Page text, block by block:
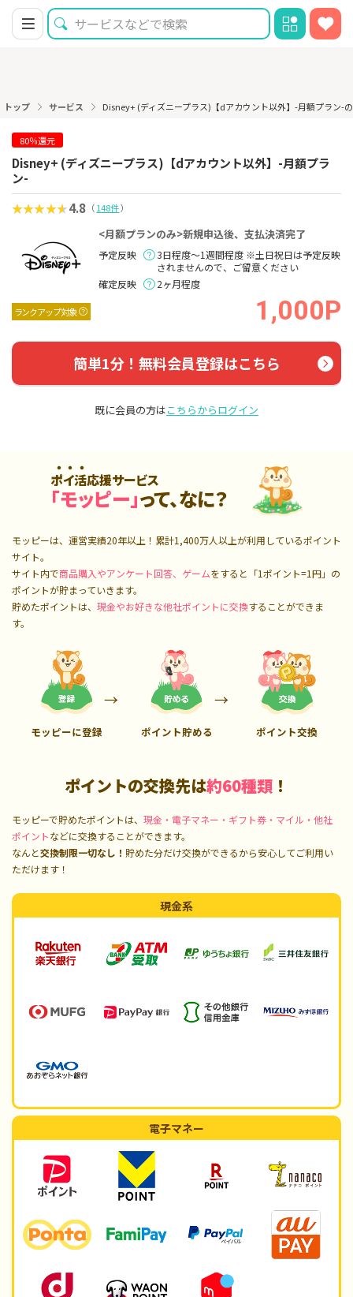
トップ サービス Disney+ (ディズニープラス)【dアカウント以外】-月額プラン-
80％還元
Disney+ (ディズニープラス)【dアカウント以外】-月額プラ
ン-
4.8 （148件）
ランクアップ対象
<月額プランのみ>新規申込後、支払決済完了
予定反映
3日程度～1週間程度 ※土日祝日は予定反映
されませんので、ご留意ください
確定反映
2ヶ月程度
1,000P
簡単1分！無料会員登録はこちら
既に会員の方はこちらからログイン
ポイ活応援サービス
「モッピー」って、なに？
モッピーは、運営実績20年以上！累計1,400万人以上が利用しているポイント
サイト。
サイト内で商品購入やアンケート回答、ゲームをすると「1ポイント=1円」の
ポイントが貯まっていきます。
貯めたポイントは、 現金やお好きな他社ポイントに交換することができま
す。
モッピーに登録 ポイント貯める ポイント交換
ポイントの交換先は約60種類 ！
モッピーで貯めたポイントは、 現金・電子マネー・ギフト券・マイル・他社
ポイントなどに交換することができます。
なんと交換制限一切なし！ 貯めた分だけ交換ができるから安心してご利用い
ただけます！
現金系
電子マネー